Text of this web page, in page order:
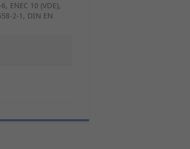
ENEC 10 (VDE),
2-1, DIN EN